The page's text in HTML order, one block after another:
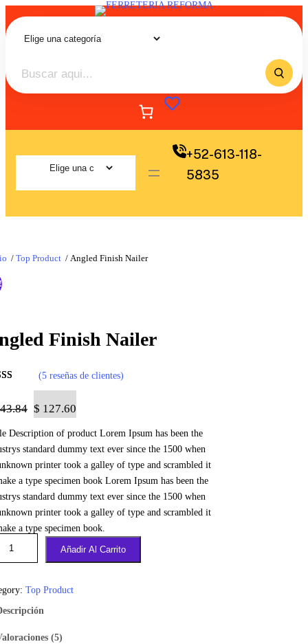
+52-613-118-
5835
/ Top Product / Angled Finish Nailer
Finish Nailer
sobre 5
clientes
(5 reseñas de clientes)
$ 127.60
Description of product Lorem Ipsum has been the
standard dummy text ever since the 1500 when
printer took a galley of type and scrambled it
a type specimen book Lorem Ipsum has been the
standard dummy text ever since the 1500 when
printer took a galley of type and scrambled it
a type specimen book.
Añadir Al Carrito
Top Product
(5)